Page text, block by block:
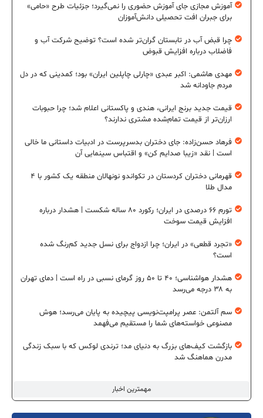
مهمترین اخبار
آموزش مجازی جای آموزش حضوری را نمی‌گیرد؛ جزئیات طرح «حامی»
برای جبران افت تحصیلی دانش‌آموزان
چرا قبض آب در تابستان گران‌تر شده است؟ توضیح شرکت آب و
فاضلاب درباره افزایش قبوض
مهدی هاشمی: اکبر عبدی «چارلی چاپلین ایران» بود؛ کمدینی که در دل
مردم جاودانه شد
قیمت جدید برنج ایرانی، هندی و پاکستانی اعلام شد؛ چرا حبوبات
ارزان‌تر از قیمت تمام‌شده مشتری ندارند؟
فرهاد حسن‌زاده: جای دختران بدسرپرست در ادبیات داستانی ما خالی
است | نقد «زیبا صدایم کن» و اقتباس سینمایی آن
قهرمانی دختران کردستان در تکواندو نونهالان منطقه یک کشور با ۴
مدال طلا
تورم ۶۶ درصدی در ایران؛ رکورد ۸۰ ساله شکست | هشدار درباره
افزایش قیمت سوخت
«تجرد قطعی» در ایران؛ چرا ازدواج برای نسل جدید کم‌رنگ شده
است؟
هشدار هواشناسی؛ ۴۰ تا ۵۰ روز گرمای نسبی در راه است | دمای تهران
به ۳۸ درجه می‌رسد
سم آلتمن: عصر پرامپت‌نویسی پیچیده به پایان می‌رسد؛ هوش
مصنوعی خواسته‌های شما را مستقیم می‌فهمد
بازگشت کیف‌های بزرگ به دنیای مد؛ ترندی لوکس که با سبک زندگی
مدرن هماهنگ شد